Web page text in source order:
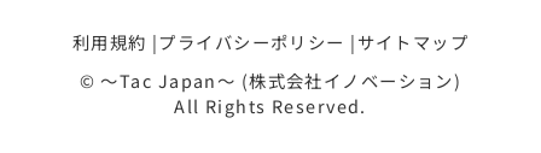
利用規約 プライバシーポリシー
サイトマップ
© ～Tac Japan～ (株式会社イノベーション)
All Rights Reserved.